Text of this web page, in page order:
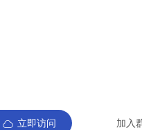
立即访问 加入